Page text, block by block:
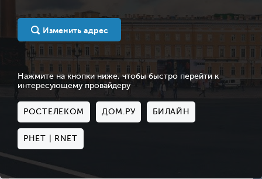
Изменить адрес
Нажмите на кнопки ниже, чтобы быстро перейти к
интересующему провайдеру
РОСТЕЛЕКОМ ДОМ.РУ БИЛАЙН
РНЕТ | RNET